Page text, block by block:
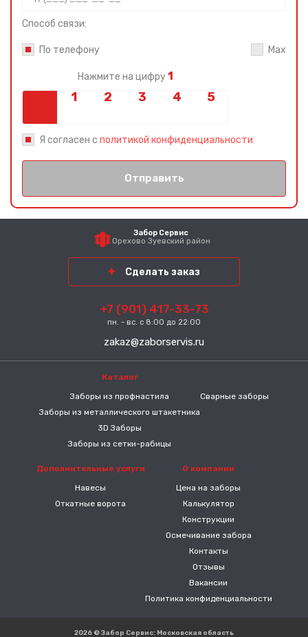
Способ связи:
По телефону Max
Нажмите на цифру 1
Я согласен с политикой конфиденциальности
Отправить
Забор Сервис
Орехово Зуевский район
Сделать заказ
+7 (901) 417-33-73
пн. - вс. с 8:00 до 22:00
zakaz@zaborservis.ru
Каталог
Заборы из профнастила
Заборы из металлического штакетника
3D Заборы
Заборы из сетки-рабицы
Сварные заборы
Дополнительные услуги
Навесы
Откатные ворота
О компании
Цена на заборы
Калькулятор
Конструкции
Осмечивание забора
Контакты
Отзывы
Вакансии
Политика конфиденциальности
2026 © Забор Сервис: Московская область